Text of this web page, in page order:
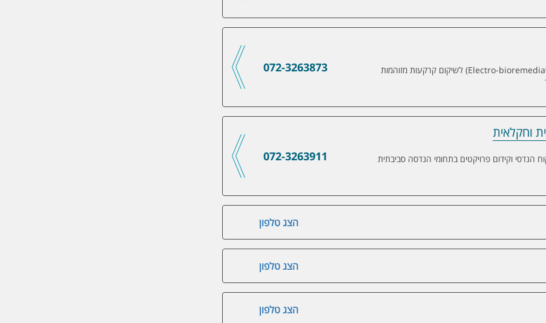
072-3263873
חברת א.אלגרסי בע"מ פיתחה מערכת (Electro-bioremediation) לשיקום קרקעות מזוהמות
072-3263911
וחקלאית
הנדסי וקידום פרויקטים בתחומי הנדסה סביבתית
הצג טלפון
הצג טלפון
הצג טלפון